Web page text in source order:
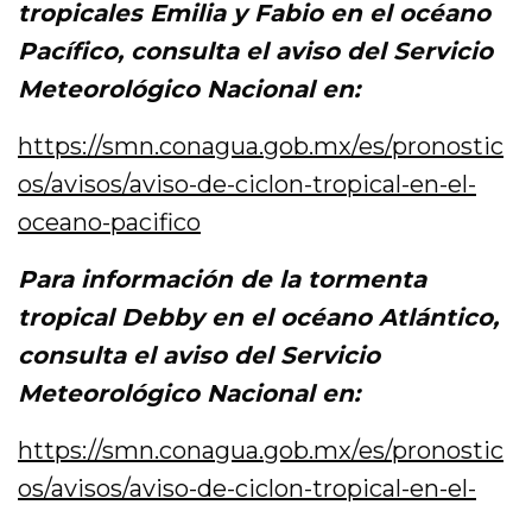
tropicales Emilia y Fabio en el océano
Pacífico, consulta el aviso del Servicio
Meteorológico Nacional en:
https://smn.conagua.gob.mx/es/pronostic
os/avisos/aviso-de-ciclon-tropical-en-el-
oceano-pacifico
Para información de la tormenta
tropical Debby en el océano Atlántico,
consulta el aviso del Servicio
Meteorológico Nacional en:
https://smn.conagua.gob.mx/es/pronostic
os/avisos/aviso-de-ciclon-tropical-en-el-